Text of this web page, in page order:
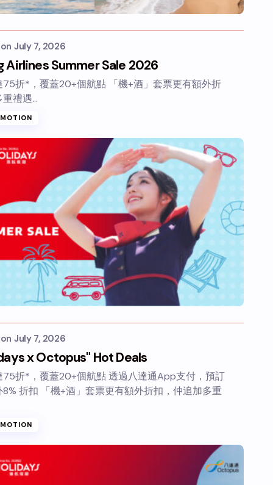
on July 7, 2026
Airlines Summer Sale 2026
75折*，覆蓋20+個航點 「機+酒」套票更有額外折
禮遇…
on July 7, 2026
x Octopus" Hot Deals
75折*，覆蓋20+個航點 透過八達通App支付，預訂
折扣 「機+酒」套票更有額外折扣，仲追加多重